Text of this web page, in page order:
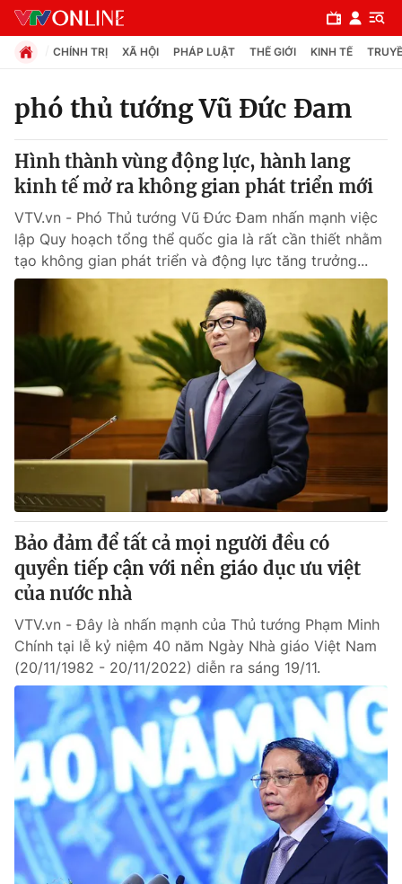
Chuyên mục
Chính trị
Xã hội
Pháp luật
Y tế
Thế giới
Tin tức
Thế giới đó đây
Câu chuyện quốc tế
Thị trường
Góc doanh nghiệp
Dữ liệu và đời sống
Truyền hình
Phim VTV
Hậu trường
Nhân vật
Khán giả
Giải sao mai
Giải trí
Điện ảnh
Âm nhạc
Đời sống
Du lịch
Làm đẹp
Chất lượng cuộc sống
Giáo dục
Tuyển sinh
Học trực tuyến
Công nghệ
Hitech Công nghệ tương lai
Sản phẩm
Thị trường
Giao lưu trực tuyến
Lịch phát sóng
CHÍNH TRỊ XÃ HỘI PHÁP LUẬT THẾ GIỚI KINH TẾ
phó thủ tướng Vũ Đức Đam
Hình thành vùng động lực, hành lang
kinh tế mở ra không gian phát triển mới
VTV.vn - Phó Thủ tướng Vũ Đức Đam nhấn mạnh việc
lập Quy hoạch tổng thể quốc gia là rất cần thiết nhằm
tạo không gian phát triển và động lực tăng trưởng...
Bảo đảm để tất cả mọi người đều có
quyền tiếp cận với nền giáo dục ưu việt
của nước nhà
VTV.vn - Đây là nhấn mạnh của Thủ tướng Phạm Minh
Chính tại lễ kỷ niệm 40 năm Ngày Nhà giáo Việt Nam
(20/11/1982 - 20/11/2022) diễn ra sáng 19/11.